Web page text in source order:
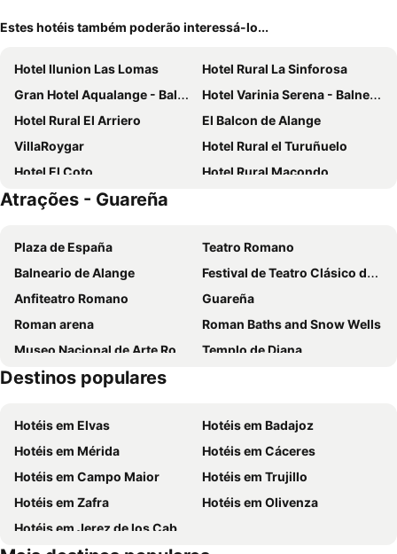
Estes hotéis também poderão interessá-lo...
Hotel Ilunion Las Lomas
Hotel Rural La Sinforosa
Gran Hotel Aqualange - Balneario de Alange
Hotel Varinia Serena - Balneario de Alange
Hotel Rural El Arriero
El Balcon de Alange
VillaRoygar
Hotel Rural el Turuñuelo
Hotel El Coto
Hotel Rural Macondo
Atrações - Guareña
Plaza de España
Teatro Romano
Balneario de Alange
Festival de Teatro Clásico de Mérida
Anfiteatro Romano
Guareña
Roman arena
Roman Baths and Snow Wells
Museo Nacional de Arte Romano
Templo de Diana
Estación de Tren
Destinos populares
Hotéis em Elvas
Hotéis em Badajoz
Hotéis em Mérida
Hotéis em Cáceres
Hotéis em Campo Maior
Hotéis em Trujillo
Hotéis em Zafra
Hotéis em Olivenza
Hotéis em Jerez de los Caballeros